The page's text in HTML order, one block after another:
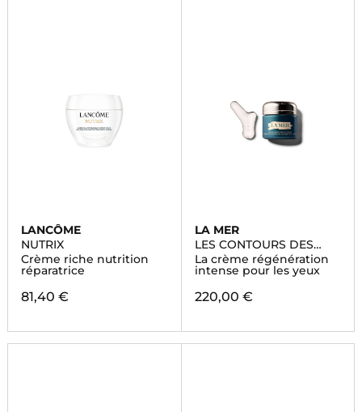
LANCÔME
NUTRIX
Crème riche nutrition
réparatrice
81,40 €
LA MER
LES CONTOURS DES
YEUX
La crème régénération
intense pour les yeux
220,00 €